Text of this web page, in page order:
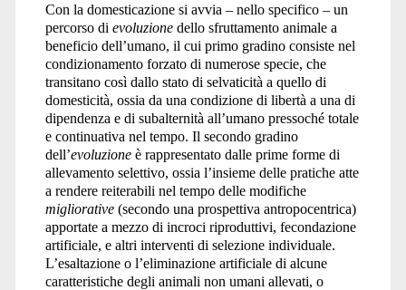
Con la domesticazione si avvia – nello specifico – un
percorso di evoluzionedello sfruttamento animale a
beneficio dell’umano, il cui primo gradino consiste nel
condizionamento forzato di numerose specie, che
transitano così dallo stato di selvaticità a quello di
domesticità, ossia da una condizione di libertà a una di
dipendenza e di subalternità all’umano pressoché totale
e continuativa nel tempo. Il secondo gradino
dell’evoluzioneè rappresentato dalle prime forme di
allevamento selettivo, ossia l’insieme delle pratiche atte
a rendere reiterabili nel tempo delle modifiche
migliorative(secondo una prospettiva antropocentrica)
apportate a mezzo di incroci riproduttivi, fecondazione
artificiale, e altri interventi di selezione individuale.
L’esaltazione o l’eliminazione artificiale di alcune
caratteristiche degli animali non umani allevati, o